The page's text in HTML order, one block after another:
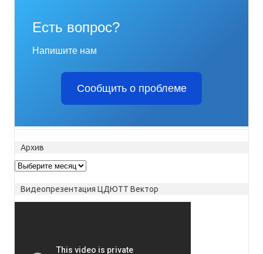
Есть вопрос?
Напишите нам
Сообщить о проблеме
Архив
Архив
Видеопрезентация ЦДЮТТ Вектор